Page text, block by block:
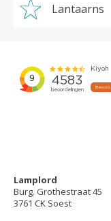
Lantaarns
Lamplord
Burg. Grothestraat 45
3761 CK Soest